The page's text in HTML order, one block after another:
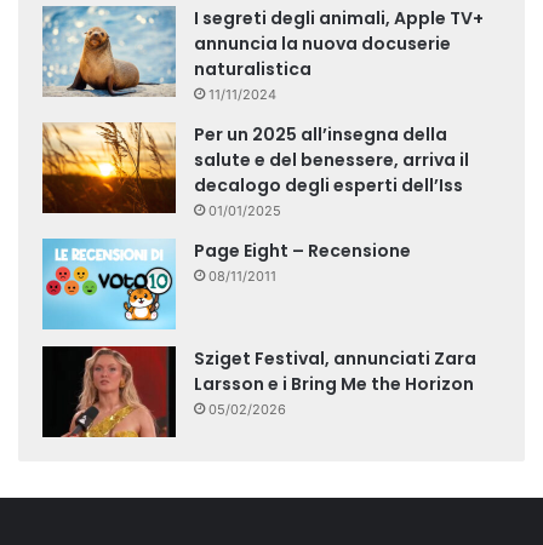
I segreti degli animali, Apple TV+
annuncia la nuova docuserie
naturalistica
11/11/2024
Per un 2025 all’insegna della
salute e del benessere, arriva il
decalogo degli esperti dell’Iss
01/01/2025
Page Eight – Recensione
08/11/2011
Sziget Festival, annunciati Zara
Larsson e i Bring Me the Horizon
05/02/2026